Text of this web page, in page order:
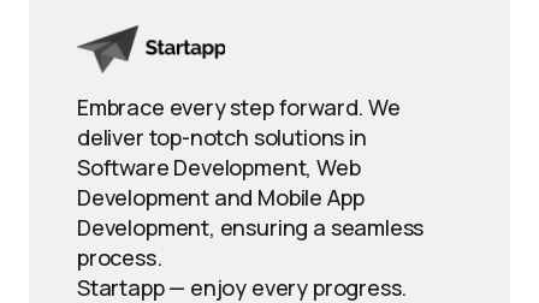
Embrace every step forward. We
deliver top-notch solutions in
Software Development, Web
Development and Mobile App
Development, ensuring a seamless
process.
Startapp — enjoy every progress.